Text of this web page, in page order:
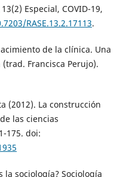
Especial, COVID-19,
RASE.13.2.17113.
de la clínica. Una
Francisca Perujo).
(2012). La construcción
las ciencias
175. doi:
la sociología? Sociología